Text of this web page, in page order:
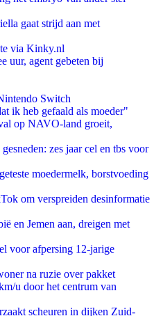
gaat strijd aan met
via Kinky.nl
uur, agent gebeten bij
Switch
ik heb gefaald als moeder"
op NAVO-land groeit,
zes jaar cel en tbs voor
moedermelk, borstvoeding
om verspreiden desinformatie
en Jemen aan, dreigen met
voor afpersing 12-jarige
na ruzie over pakket
u door het centrum van
scheuren in dijken Zuid-